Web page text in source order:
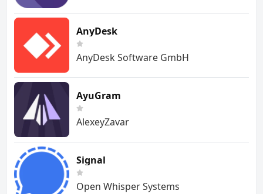
AnyDesk
AnyDesk Software GmbH
AyuGram
AlexeyZavar
Signal
Open Whisper Systems